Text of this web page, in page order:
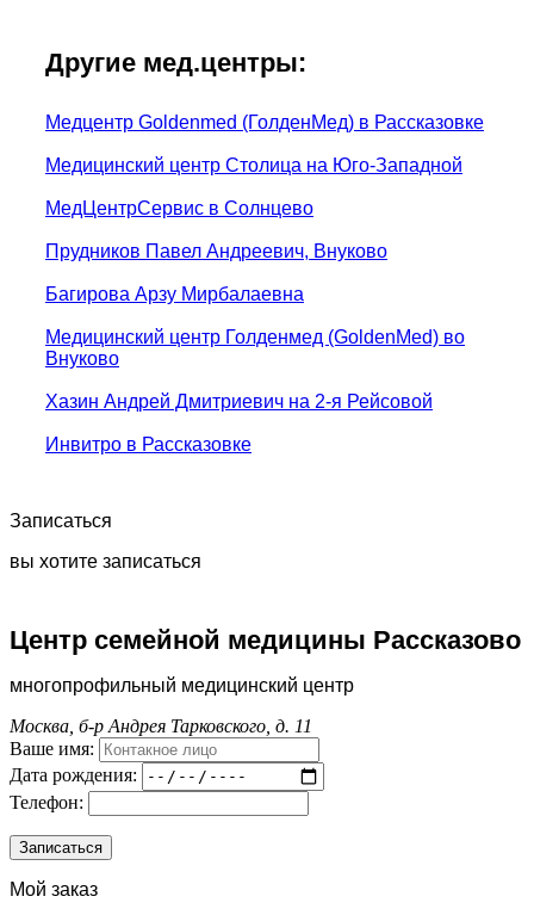
Другие мед.центры:
Медцентр Goldenmed (ГолденМед) в Рассказовке
Медицинский центр Столица на Юго-Западной
МедЦентрСервис в Солнцево
Прудников Павел Андреевич, Внуково
Багирова Арзу Мирбалаевна
Медицинский центр Голденмед (GoldenMed) во
Внуково
Хазин Андрей Дмитриевич на 2-я Рейсовой
Инвитро в Рассказовке
Записаться
вы хотите записаться
Центр семейной медицины Рассказово
многопрофильный медицинский центр
Москва, б-р Андрея Тарковского, д. 11
Ваше имя:
Дата рождения:
Телефон:
Мой заказ